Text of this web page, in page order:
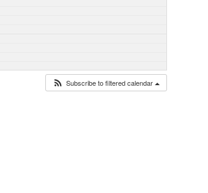
Subscribe to filtered calendar